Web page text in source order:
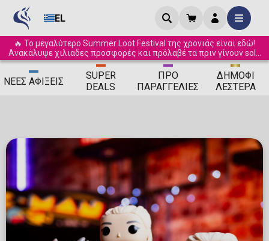
EL
🔥 Το μεγαλύτερο Summer Loot Festival της χρονιάς είναι εδώ!
Ανακάλυψε χιλιάδες προσφορές και πρόλαβέ τα πριν γίνουν sold
out! ☀️
ΝΈΕΣ ΑΦΊΞΕΙΣ
SUPER
DEALS
ΠΡΟ
ΠΑΡΑΓΓΕΛΊΕΣ
ΔΗΜΟΦΙ
ΛΈΣΤΕΡΑ